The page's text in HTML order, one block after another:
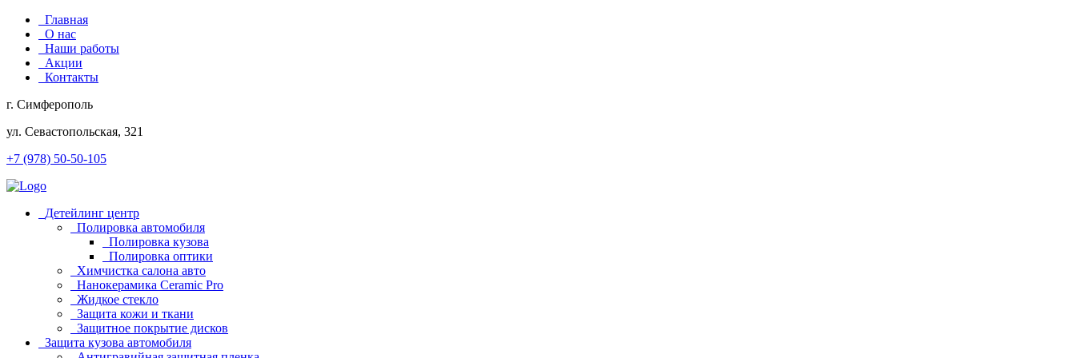
Главная
О нас
Наши работы
Акции
Контакты
г. Симферополь
ул. Севастопольская, 321
+7 (978) 50-50-105
Детейлинг центр
Полировка автомобиля
Полировка кузова
Полировка оптики
Химчистка салона авто
Нанокерамика Ceramic Pro
Жидкое стекло
Защита кожи и ткани
Защитное покрытие дисков
Защита кузова автомобиля